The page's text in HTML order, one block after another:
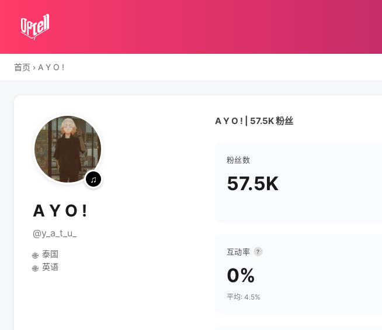
首页 › A Y O !
A Y O !
@y_a_t_u_
🌐 泰国
🌐 英语
A Y O ! | 57.5K 粉丝
粉丝数
57.5K
互动率 ?
0%
平均: 4.5%